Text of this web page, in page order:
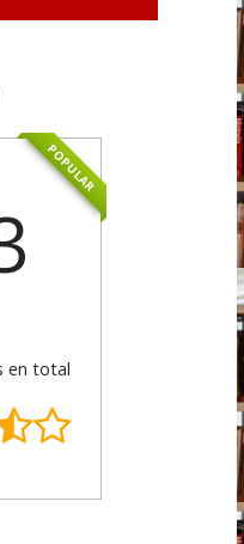
POPULAR
en total